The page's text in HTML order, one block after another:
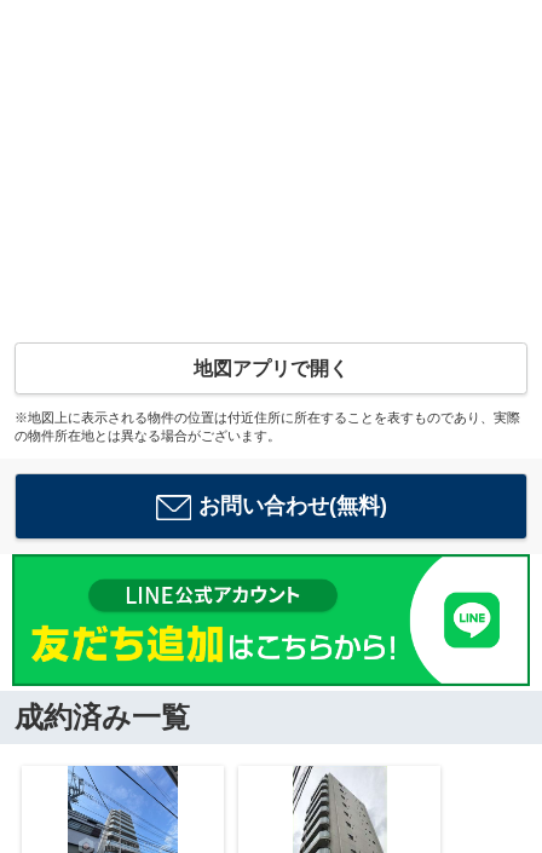
地図アプリで開く
※地図上に表示される物件の位置は付近住所に所在することを表すものであり、実際
の物件所在地とは異なる場合がございます。
お問い合わせ(無料)
成約済み一覧